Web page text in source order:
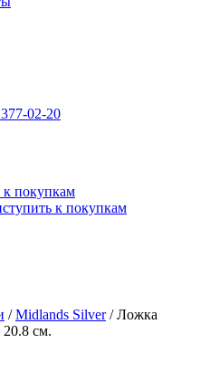
02-20
покупкам
к покупкам
/Midlands Silver /Ложка
20.8 см.